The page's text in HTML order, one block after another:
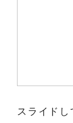
スライド